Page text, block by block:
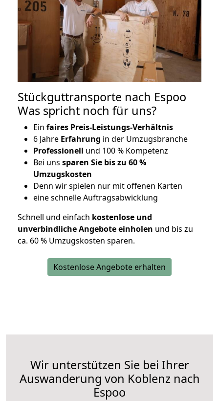
Stückguttransporte nach Espoo
Was spricht noch für uns?
Ein faires Preis-Leistungs-Verhältnis
6 Jahre Erfahrung in der Umzugsbranche
Professionell und 100 % Kompetenz
Bei uns sparen Sie bis zu 60 %
Umzugskosten
Denn wir spielen nur mit offenen Karten
eine schnelle Auftragsabwicklung
Schnell und einfach kostenlose und
unverbindliche Angebote einholen und bis zu
ca. 60 % Umzugskosten sparen.
Kostenlose Angebote erhalten
Wir unterstützen Sie bei Ihrer
Auswanderung von Koblenz nach
Espoo